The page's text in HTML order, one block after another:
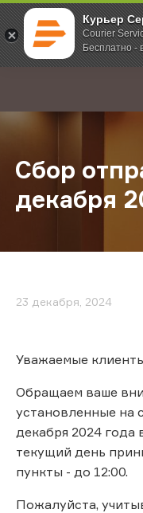
Курьер
Courier
Бесплатно -
; Главная О компании
Сбор
декабря
23 декабря, 2024
Уважаемые
Обращаем ваше
установленные на
декабря 2024 года
текущий день
пункты - до 12:00.
Пожалуйста,